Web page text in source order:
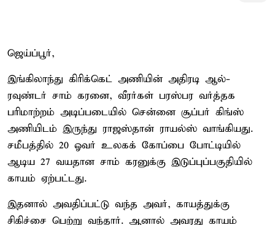
ஜெய்ப்பூர்,
இங்கிலாந்து கிரிக்கெட் அணியின் அதிரடி ஆல்-
ரவுண்டர் சாம் கரனை, வீரர்கள் பரஸ்பர வர்த்தக
பரிமாற்றம் அடிப்படையில் சென்னை சூப்பர் கிங்ஸ்
அணியிடம் இருந்து ராஜஸ்தான் ராயல்ஸ் வாங்கியது.
சமீபத்தில் 20 ஓவர் உலகக் கோப்பை போட்டியில்
ஆடிய 27 வயதான சாம் கரனுக்கு இடுப்புப்பகுதியில்
காயம் ஏற்பட்டது.
இதனால் அவதிப்பட்டு வந்த அவர், காயத்துக்கு
சிகிச்சை பெற்று வந்தார். ஆனால் அவரது காயம்